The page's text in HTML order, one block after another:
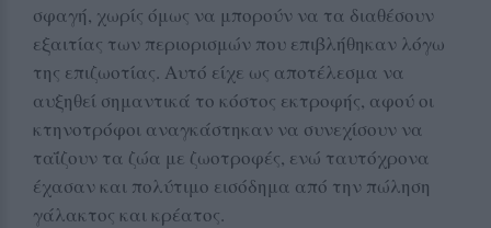
σφαγή, χωρίς όμως να μπορούν να τα διαθέσουν
εξαιτίας των περιορισμών που επιβλήθηκαν λόγω
της επιζωοτίας. Αυτό είχε ως αποτέλεσμα να
αυξηθεί σημαντικά το κόστος εκτροφής, αφού οι
κτηνοτρόφοι αναγκάστηκαν να συνεχίσουν να
ταΐζουν τα ζώα με ζωοτροφές, ενώ ταυτόχρονα
έχασαν και πολύτιμο εισόδημα από την πώληση
γάλακτος και κρέατος.